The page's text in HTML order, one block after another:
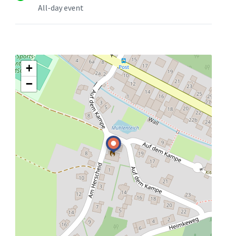
All-day event
+
−